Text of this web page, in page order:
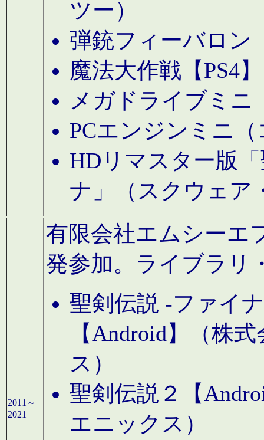
ツー）
弾銃フィーバロン
魔法大作戦【PS4
メガドライブミニ
PCエンジンミニ
HDリマスター版
ナ」（スクウェア
2011～
2021
有限会社エムシーエ
発参加。ライブラリ
聖剣伝説 -ファイ
【Android】（株
ス）
聖剣伝説２【
エニックス）